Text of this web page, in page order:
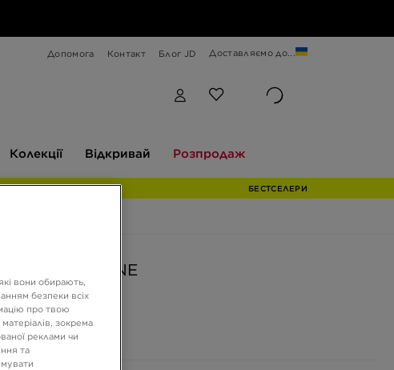
Допомога Контакт Блог JD Доставляємо до...
Колекції Відкривай Розпродаж
БЕСТСЕЛЕРИ
VICTORI ONE
ГРН
вони обирають,
безпеки всіх
про твою
зокрема
реклами чи
та